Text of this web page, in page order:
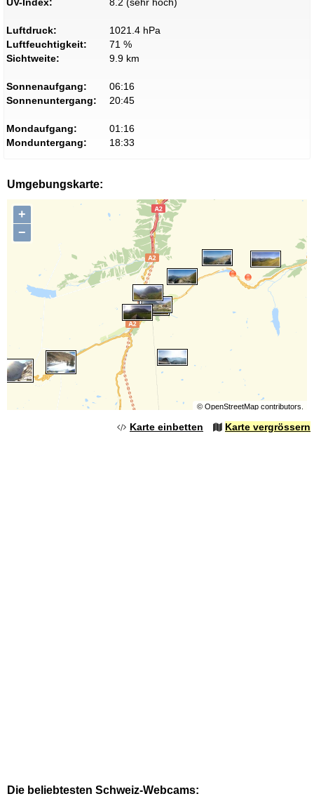
Luftdruck:
1021.4 hPa
Luftfeuchtigkeit:
71 %
Sichtweite:
9.9 km
Sonnenaufgang:
06:16
Sonnenuntergang:
20:45
Mondaufgang:
01:16
Monduntergang:
18:33
Umgebungskarte:
+
−
© OpenStreetMapcontributors.
Karte einbetten Karte vergrössern
Die beliebtesten Schweiz-Webcams: